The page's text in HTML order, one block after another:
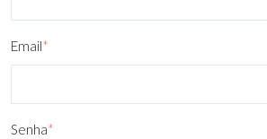
Email*
Senha*